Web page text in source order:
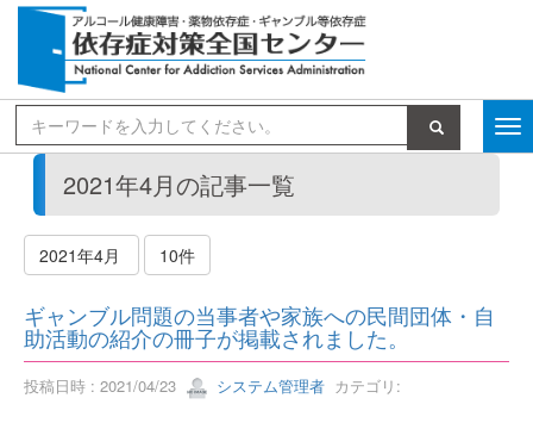
検索
2021年4月の記事一覧
2021年4月 10件
ギャンブル問題の当事者や家族への民間団体・自
助活動の紹介の冊子が掲載されました。
投稿日時 : 2021/04/23 システム管理者 カテゴリ: